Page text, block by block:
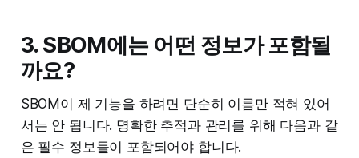
3. SBOM에는 어떤 정보가 포함될
까요?
SBOM이 제 기능을 하려면 단순히 이름만 적혀 있어
서는 안 됩니다. 명확한 추적과 관리를 위해 다음과 같
은 필수 정보들이 포함되어야 합니다.